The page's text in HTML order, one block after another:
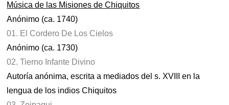
Música de las Misiones de Chiquitos
Anónimo (ca. 1740)
01. El Cordero De Los Cielos
Anónimo (ca. 1730)
02. Tierno Infante Divino
Autoría anónima, escrita a mediados del s. XVIII en la
lengua de los indios Chiquitos